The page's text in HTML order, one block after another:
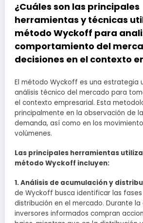
¿Cuáles son las principales
herramientas y técnicas
método Wyckoff para
comportamiento del
decisiones en el contexto
El método Wyckoff es una estrategia
análisis técnico del mercado para
el contexto empresarial. Esta
principalmente en la observación de
demanda, así como en los
volúmenes.
Las principales herramientas
método Wyckoff incluyen:
1. Análisis de acumulación y
de Wyckoff busca identificar las
distribución en el mercado. Durante la
inversores informados compran